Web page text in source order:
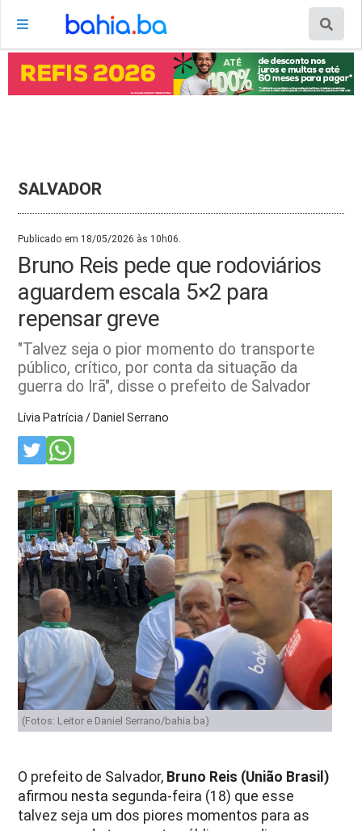
SALVADOR
Publicado em 18/05/2026 às 10h06.
Bruno Reis pede que rodoviários
aguardem escala 5×2 para
repensar greve
"Talvez seja o pior momento do transporte
público, crítico, por conta da situação da
guerra do Irã", disse o prefeito de Salvador
Lívia Patrícia / Daniel Serrano
(Fotos: Leitor e Daniel Serrano/bahia.ba)
O prefeito de Salvador, Bruno Reis (União Brasil)
afirmou nesta segunda-feira (18) que esse
talvez seja um dos piores momentos para as